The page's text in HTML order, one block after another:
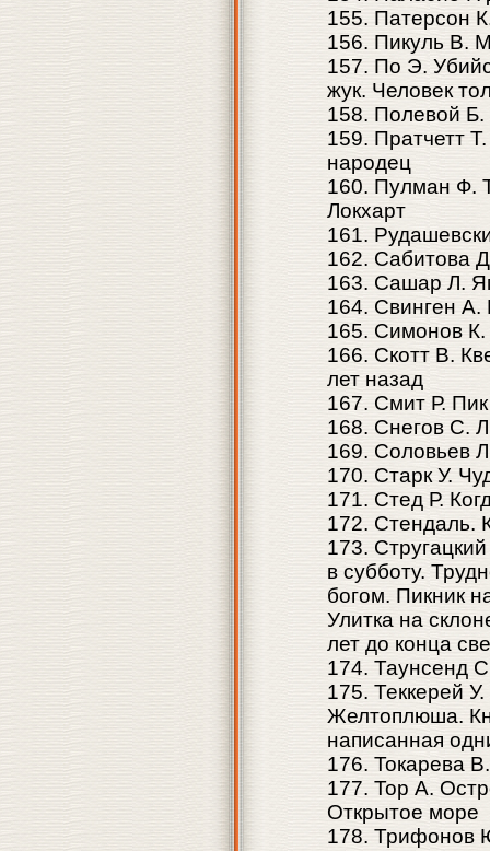
155. Патерсон
156. Пикуль В.
157. По Э.
жук. Человек
158. Полевой Б.
159. Пратчетт
народец
160. Пулман Ф.
Локхарт
161.
162. Сабитова
163. Сашар Л.
164. Свинген
165. Симонов
166. Скотт В.
лет назад
167. Смит Р. Пик
168. Снегов С.
169. Соловьев
170. Старк У.
171. Стед Р.
172. Стендаль.
173.
в субботу.
богом. Пикник
Улитка на
лет до конца
174. Таунсенд
175. Теккерей
Желтоплюша.
написанная
176. Токарева
177. Тор А.
Открытое море
178. Трифонов